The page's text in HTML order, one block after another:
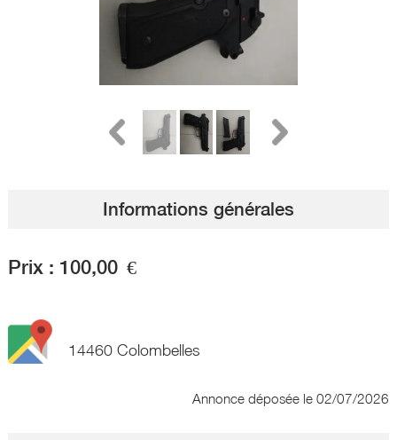
Informations générales
Prix : 100,00 €
14460 Colombelles
Annonce déposée le 02/07/2026